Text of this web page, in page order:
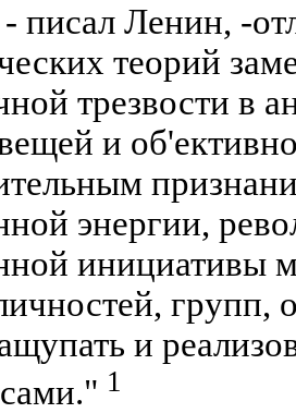
писал Ленин, -
теорий
трезвости в
и
энергии,
инициативы
групп,
и
1